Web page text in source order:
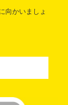
向かいましょ